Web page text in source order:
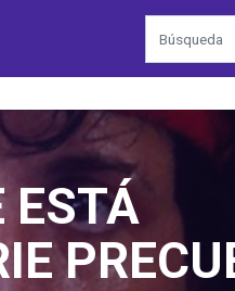
ESTÁ